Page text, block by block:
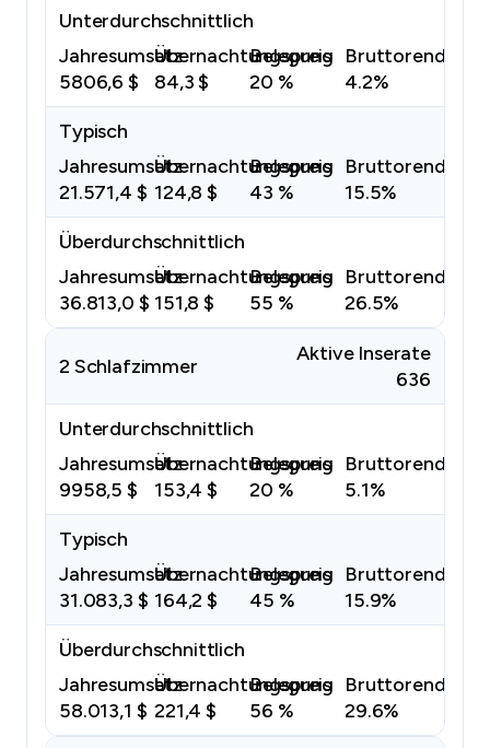
Unterdurchschnittlich
Jahresumsatz
5806,6 $
Übernachtungspreis
84,3 $
Belegung
20 %
Bruttorendite
4.2%
Typisch
Jahresumsatz
21.571,4 $
Übernachtungspreis
124,8 $
Belegung
43 %
Bruttorendite
15.5%
Überdurchschnittlich
Jahresumsatz
36.813,0 $
Übernachtungspreis
151,8 $
Belegung
55 %
Bruttorendite
26.5%
2 Schlafzimmer
Aktive Inserate
636
Unterdurchschnittlich
Jahresumsatz
9958,5 $
Übernachtungspreis
153,4 $
Belegung
20 %
Bruttorendite
5.1%
Typisch
Jahresumsatz
31.083,3 $
Übernachtungspreis
164,2 $
Belegung
45 %
Bruttorendite
15.9%
Überdurchschnittlich
Jahresumsatz
58.013,1 $
Übernachtungspreis
221,4 $
Belegung
56 %
Bruttorendite
29.6%